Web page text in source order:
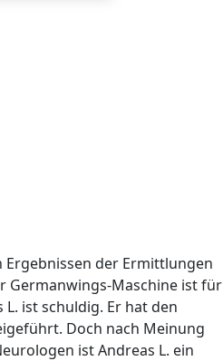
Ergebnissen der Ermittlungen
Germanwings-Maschine ist für
L. ist schuldig. Er hat den
Doch nach Meinung
ist Andreas L. ein